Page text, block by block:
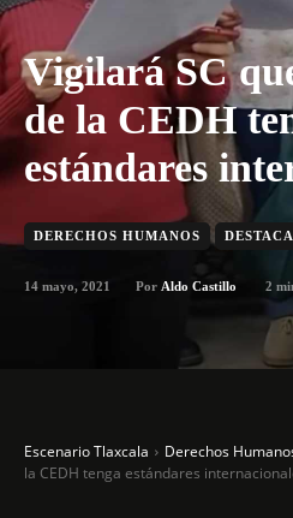
Vigilará SC
de la CEDH
estándares
DERECHOS HUMANOS
14 mayo, 2021 Por Aldo Castillo 2
Escenario Tlaxcala Derechos
la CEDH tenga estándares